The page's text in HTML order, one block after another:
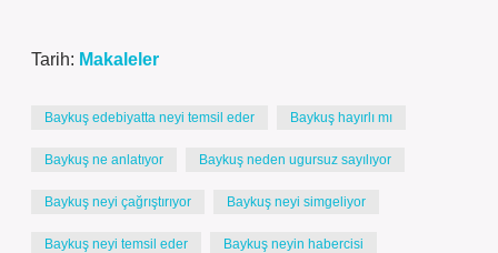
Tarih: Makaleler
Baykuş edebiyatta neyi temsil eder Baykuş hayırlı mı
Baykuş ne anlatıyor Baykuş neden ugursuz sayılıyor
Baykuş neyi çağrıştırıyor Baykuş neyi simgeliyor
Baykuş neyi temsil eder Baykuş neyin habercisi